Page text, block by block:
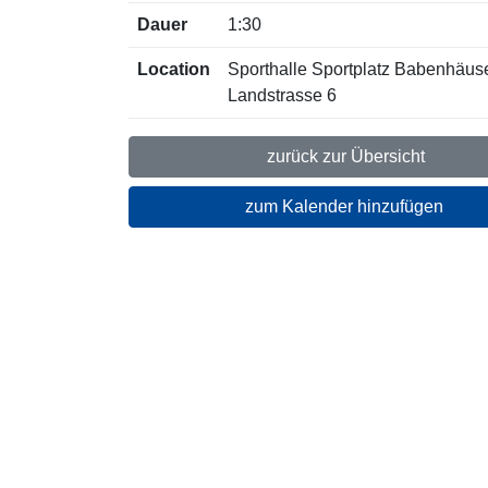
Dauer 1:30
Location
Sporthalle Sportplatz
Landstrasse 6
zurück zur Übersicht
zum Kalender hinzufügen